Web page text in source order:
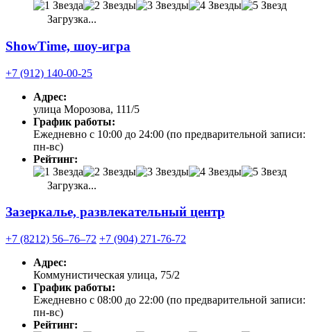
Загрузка...
ShowTime, шоу-игра
+7 (912) 140-00-25
Адрес:
улица Морозова, 111/5
График работы:
Ежедневно с 10:00 до 24:00 (по предварительной записи:
пн-вс)
Рейтинг:
Загрузка...
Зазеркалье, развлекательный центр
+7 (8212) 56‒76‒72 +7 (904) 271-76-72
Адрес:
Коммунистическая улица, 75/2
График работы:
Ежедневно с 08:00 до 22:00 (по предварительной записи:
пн-вс)
Рейтинг: